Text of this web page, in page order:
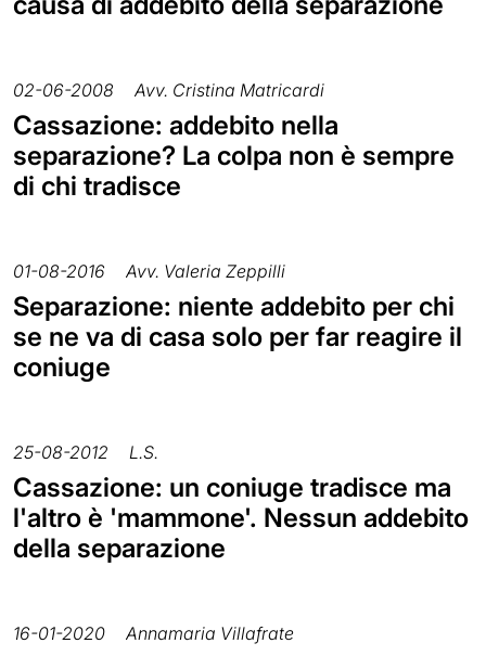
02-06-2008 Avv. Cristina Matricardi
Cassazione: addebito nella
separazione? La colpa non è sempre
di chi tradisce
01-08-2016 Avv. Valeria Zeppilli
Separazione: niente addebito per chi
se ne va di casa solo per far reagire il
coniuge
25-08-2012 L.S.
Cassazione: un coniuge tradisce ma
l'altro è 'mammone'. Nessun addebito
della separazione
16-01-2020 Annamaria Villafrate